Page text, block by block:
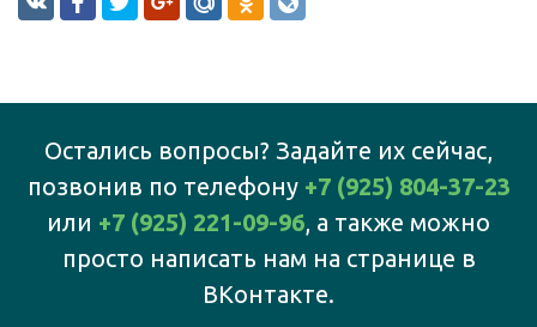
Остались вопросы? Задайте их сейчас,
позвонив по телефону +7 (925) 804-37-23
или +7 (925) 221-09-96, а также можно
просто написать нам на странице в
ВКонтакте.